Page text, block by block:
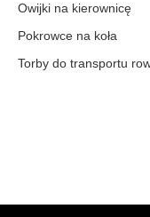
Owijki na kierownicę
Pokrowce na koła
Torby do transportu